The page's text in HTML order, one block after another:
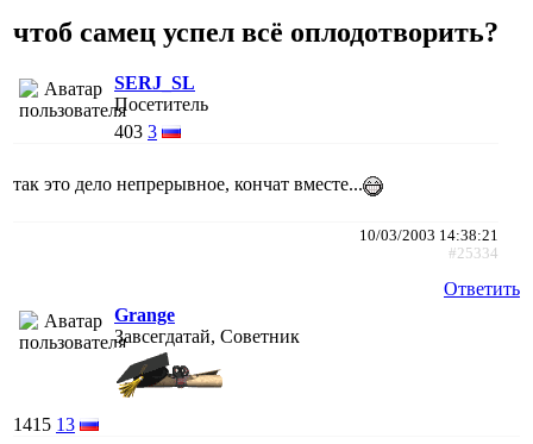
чтоб самец успел всё оплодотворить?
SERJ_SL
Посетитель
403 3
так это дело непрерывное, кончат вместе...
10/03/2003 14:38:21
#25334
Ответить
Grange
Завсегдатай, Советник
1415 13